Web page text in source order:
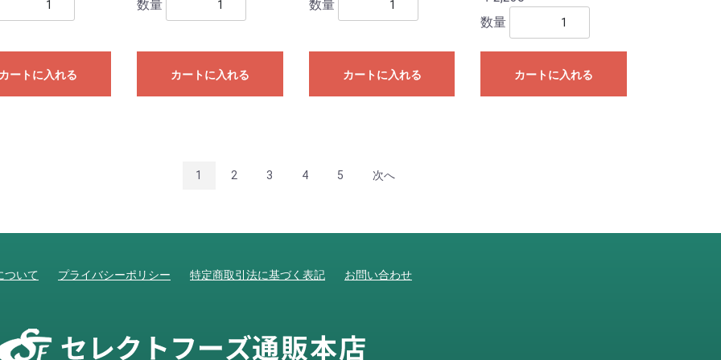
カートに入れる
数量
カートに入れる
数量
カートに入れる
数量
カートに入れる
1 2 3 4 5 次へ
ついて プライバシーポリシー 特定商取引法に基づく表記 お問い合わせ